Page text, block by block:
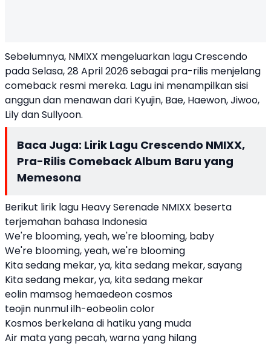
Sebelumnya, NMIXX mengeluarkan lagu Crescendo
pada Selasa, 28 April 2026 sebagai pra-rilis menjelang
comeback resmi mereka. Lagu ini menampilkan sisi
anggun dan menawan dari Kyujin, Bae, Haewon, Jiwoo,
Lily dan Sullyoon.
Baca Juga: Lirik Lagu Crescendo NMIXX,
Pra-Rilis Comeback Album Baru yang
Memesona
Berikut lirik lagu Heavy Serenade NMIXX beserta
terjemahan bahasa Indonesia
We're blooming, yeah, we're blooming, baby
We're blooming, yeah, we're blooming
Kita sedang mekar, ya, kita sedang mekar, sayang
Kita sedang mekar, ya, kita sedang mekar
eolin mamsog hemaedeon cosmos
teojin nunmul ilh-eobeolin color
Kosmos berkelana di hatiku yang muda
Air mata yang pecah, warna yang hilang